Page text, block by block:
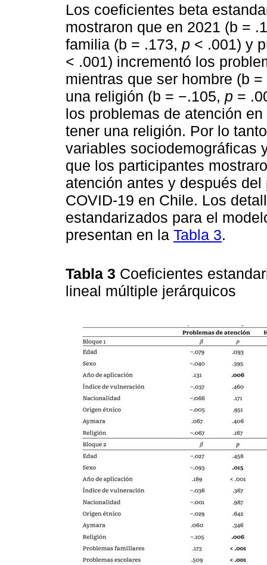
Los coeficientes beta
mostraron que en 2021 (b =
familia (b = .173, p < .001) y
< .001) incrementó los
mientras que ser hombre (b
una religión (b = −.105, p =
los problemas de atención
tener una religión. Por lo
variables sociodemográficas
que los participantes
atención antes y después
COVID-19 en Chile. Los
estandarizados para el
presentan en la Tabla 3.
Tabla 3 Coeficientes
lineal múltiple jerárquicos